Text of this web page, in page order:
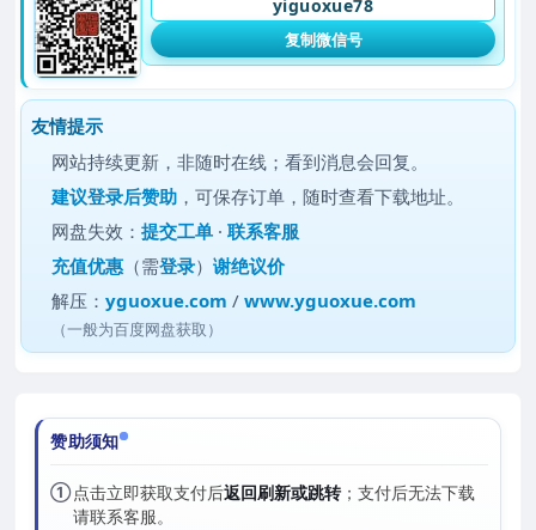
yiguoxue78
复制微信号
友情提示
网站持续更新，非随时在线；看到消息会回复。
建议登录后赞助 ，可保存订单，随时查看下载地址。
网盘失效：提交工单 ·联系客服
充值优惠 （需登录）谢绝议价
解压：yguoxue.com /www.yguoxue.com
（一般为百度网盘获取）
赞助须知
①点击立即获取支付后返回刷新或跳转；支付后无法下载
请联系客服。